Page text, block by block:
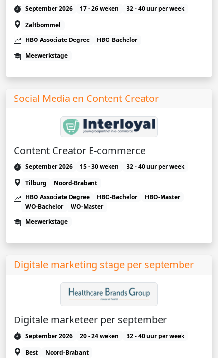
September 2026 17 - 26 weken
32 - 40 uur per week
Zaltbommel
HBO Associate Degree
HBO-Bachelor
Meewerkstage
Social Media en Content Creator
Content Creator E-commerce
September 2026 15 - 30 weken
32 - 40 uur per week
Tilburg
Noord-Brabant
HBO Associate Degree
HBO-Bachelor
HBO-Master
WO-Bachelor
WO-Master
Meewerkstage
Digitale marketing stage per september
Digitale marketeer per september
September 2026 20 - 24 weken
32 - 40 uur per week
Best
Noord-Brabant